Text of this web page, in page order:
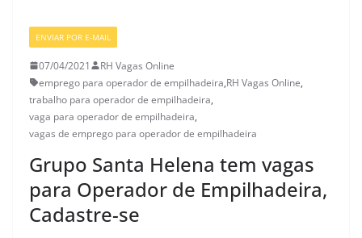
ENVIAR POR E-MAIL
07/04/2021
RH Vagas Online
emprego para operador de empilhadeira,RH Vagas Online,
trabalho para operador de empilhadeira,
vaga para operador de empilhadeira,
vagas de emprego para operador de empilhadeira
Grupo Santa Helena tem vagas
para Operador de Empilhadeira,
Cadastre-se